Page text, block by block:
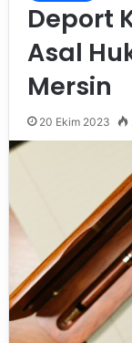
Deport
Asal
Mersin
20 Ekim 2023